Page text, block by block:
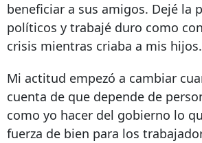
beneficiar a sus amigos. Dejé la
políticos y trabajé duro como
crisis mientras criaba a mis hijos.
Mi actitud empezó a cambiar
cuenta de que depende de
como yo hacer del gobierno lo
fuerza de bien para los